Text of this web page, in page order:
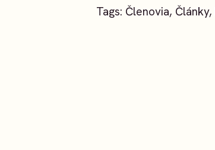
Tags: Členovia, Články,